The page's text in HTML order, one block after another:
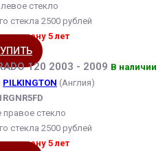
стекло
стекла 2500 рублей
замену 5 лет
120 2003 - 2009 В наличии
PILKINGTON (Англия)
правое стекло
стекла 2500 рублей
замену 5 лет